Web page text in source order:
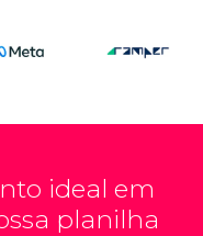
ideal em
planilha